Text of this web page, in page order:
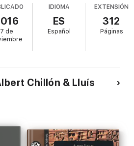
que recurría a la coerción policial
el nuevo dispositivo de
globalizado. Acusadamente
y exaltar el aquí y ahora en
privada e incluso íntima, así como
y simbólica banaliza e iguala las
genuinos cultos de sustitución;
7 de
IDIOMA
ES
Español
EXTENSIÓN
312
Páginas
Chillón & Lluís